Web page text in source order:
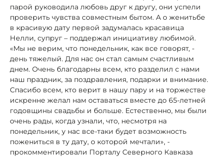
парой руководила любовь друг к другу, они успели
проверить чувства совместным бытом. А о женитьбе
в красивую дату первой задумалась красавица
Нелли, супруг – поддержал инициативу любимой.
«Мы не верим, что понедельник, как все говорят, -
день тяжелый. Для нас он стал самым счастливым
днем. Очень благодарны всем, кто разделил с нами
наш праздник, за поздравления, подарки и внимание.
Спасибо всем, кто верит в нашу пару и на торжестве
искренне желал нам оставаться вместе до 65-летней
годовщины свадьбы и больше. Естественно, мы были
очень рады, когда узнали, что, несмотря на
понедельник, у нас все-таки будет возможность
пожениться в ту дату, о которой мечтали», -
прокомментировали Порталу Северного Кавказа